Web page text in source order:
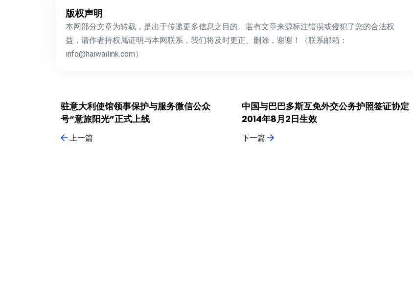
版权声明
本网部分文章为转载，是出于传递更多信息之目的。若有文章来源标注错误或侵犯了您的合法权
益，请作者持权属证明与本网联系，我们将及时更正、删除，谢谢！（联系邮箱：
info@haiwailink.com）
驻意大利使馆领事保护与服务微信公众
号“意旅阳光”正式上线
上一篇
中国与巴巴多斯互免外交公务护照签证协定
2014年8月2日生效
下一篇